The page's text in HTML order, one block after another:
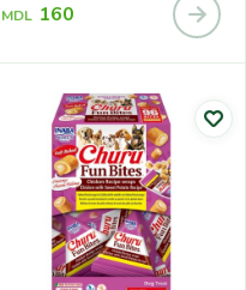
MDL 160